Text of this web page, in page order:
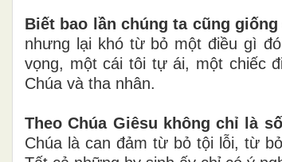
Biết bao lần chúng ta cũng
nhưng lại khó từ bỏ một điều gì
vọng, một cái tôi tự ái, một chiếc
Chúa và tha nhân.
Theo Chúa Giêsu không chỉ là
Chúa là can đảm từ bỏ tội lỗi, từ